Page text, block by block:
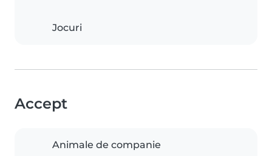
Jocuri
Accept
Animale de companie